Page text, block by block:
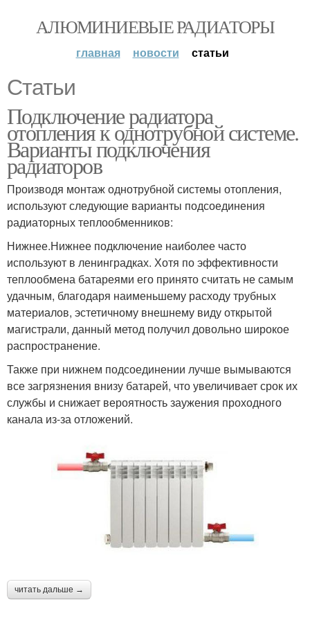
АЛЮМИНИЕВЫЕ РАДИАТОРЫ
главная новости статьи
Статьи
Подключение радиатора
отопления к однотрубной системе.
Варианты подключения
радиаторов
Производя монтаж однотрубной системы отопления,
используют следующие варианты подсоединения
радиаторных теплообменников:
Нижнее.Нижнее подключение наиболее часто
используют в ленинградках. Хотя по эффективности
теплообмена батареями его принято считать не самым
удачным, благодаря наименьшему расходу трубных
материалов, эстетичному внешнему виду открытой
магистрали, данный метод получил довольно широкое
распространение.
Также при нижнем подсоединении лучше вымываются
все загрязнения внизу батарей, что увеличивает срок их
службы и снижает вероятность заужения проходного
канала из-за отложений.
читать дальше →